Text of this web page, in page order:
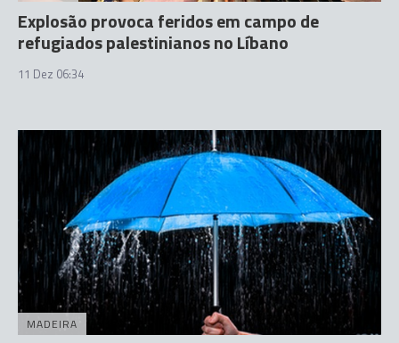
Explosão provoca feridos em campo de
refugiados palestinianos no Líbano
11 Dez 06:34
MADEIRA